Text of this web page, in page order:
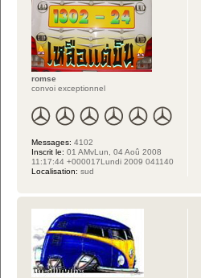
romse
convoi exceptionnel
Messages: 4102
Inscrit le: 01 AMvLun, 04 Aoû 2008
11:17:44 +000017Lundi 2009 041140
Localisation: sud